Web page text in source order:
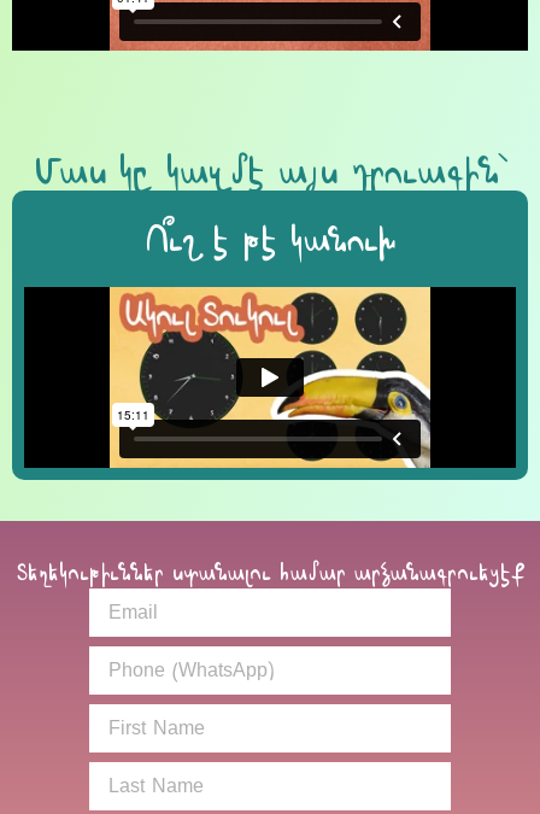
Մաս կը կազմէ այս դրուագին՝
Ո՞ւշ է թէ կանուխ
Տեղեկութիւններ ստանալու համար արձանագրուեցէք